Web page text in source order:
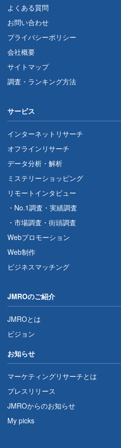
よくある質問
お問い合わせ
プライバシーポリシー
会社概要
サイトマップ
調査・ランキング方法
サービス
インターネットリサーチ
オフラインリサーチ
データ分析・解析
ミステリーショッピング
リモートインタビュー
・ No.1調査 ・ 実績調査
・ 市場調査 ・ 街頭調査
Webプロモーション
Web制作
ビジネスマッチング
JMROのご紹介
JMROとは
ビジョン
お知らせ
マーケティングリサーチとは
プレスリリース
JMROからのお知らせ
My picks